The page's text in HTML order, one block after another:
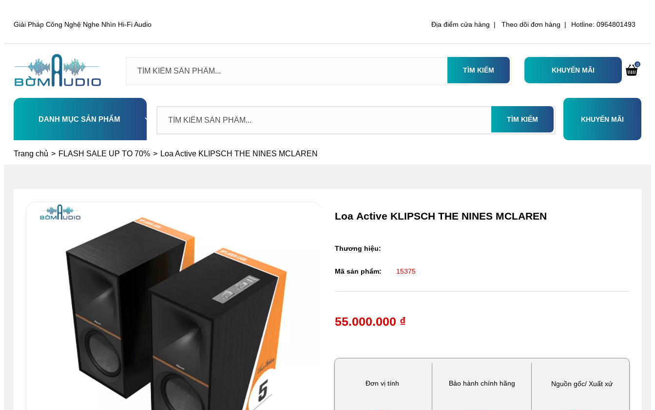
Giải Pháp Công Nghệ Nghe Nhìn Hi-Fi Audio Địa điểm cửa hàng | Theo dõi đơn hàng | Hotline: 0964801493
TÌM KIẾM KHUYẾN MÃI
0
DANH MỤC SẢN PHẨM
Select TÌM KIẾM KHUYẾN MÃI
Trang chủ > FLASH SALE UP TO 70% > Loa Active KLIPSCH THE NINES MCLAREN
Đơn vị tính Bảo hành chính hãng Nguồn gốc/ Xuất xứ
Loa Active KLIPSCH THE NINES MCLAREN
55.000.000 ₫
Thương hiệu:
Mã sản phẩm: 15375